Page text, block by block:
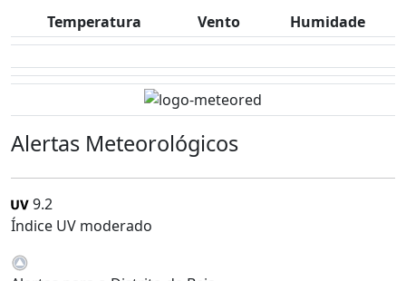
Temperatura Vento Humidade
Alertas Meteorológicos
9.2
Índice UV moderado